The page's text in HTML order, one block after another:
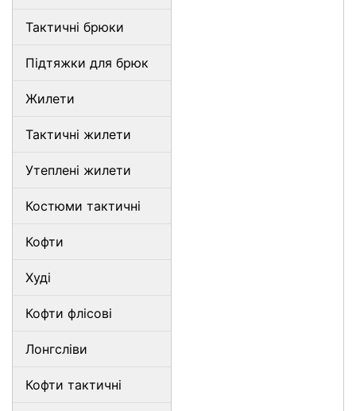
Тактичні брюки
Підтяжки для брюк
Жилети
Тактичні жилети
Утеплені жилети
Костюми тактичні
Кофти
Худі
Кофти флісові
Лонгсліви
Кофти тактичні